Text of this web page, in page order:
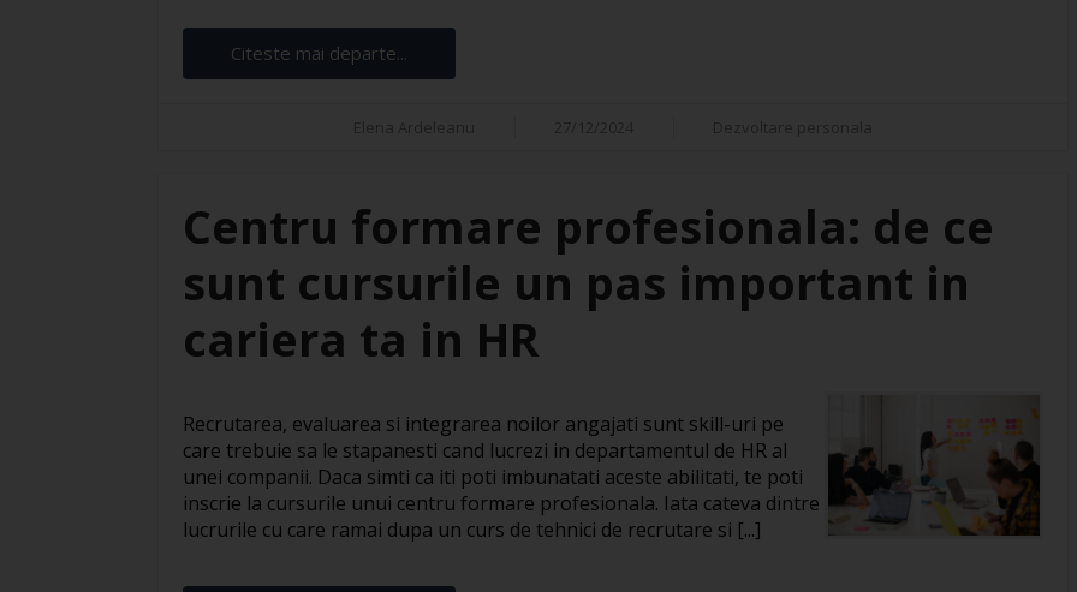
Citeste mai departe...
Centru formare profesionala: de ce
sunt cursurile un pas important in
cariera ta in HR
Recrutarea, evaluarea si integrarea noilor angajati sunt skill-uri pe
care trebuie sa le stapanesti cand lucrezi in departamentul de HR al
unei companii. Daca simti ca iti poti imbunatati aceste abilitati, te poti
inscrie la cursurile unui centru formare profesionala. Iata cateva dintre
lucrurile cu care ramai dupa un curs de tehnici de recrutare si [...]